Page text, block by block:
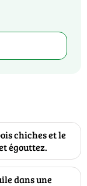
chiches et le
égouttez.
dans une